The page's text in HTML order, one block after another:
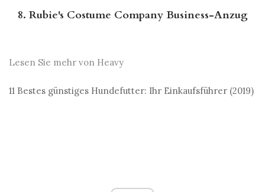
8. Rubie's Costume Company Business-Anzug
Lesen Sie mehr von Heavy
11 Bestes günstiges Hundefutter: Ihr Einkaufsführer (2019)